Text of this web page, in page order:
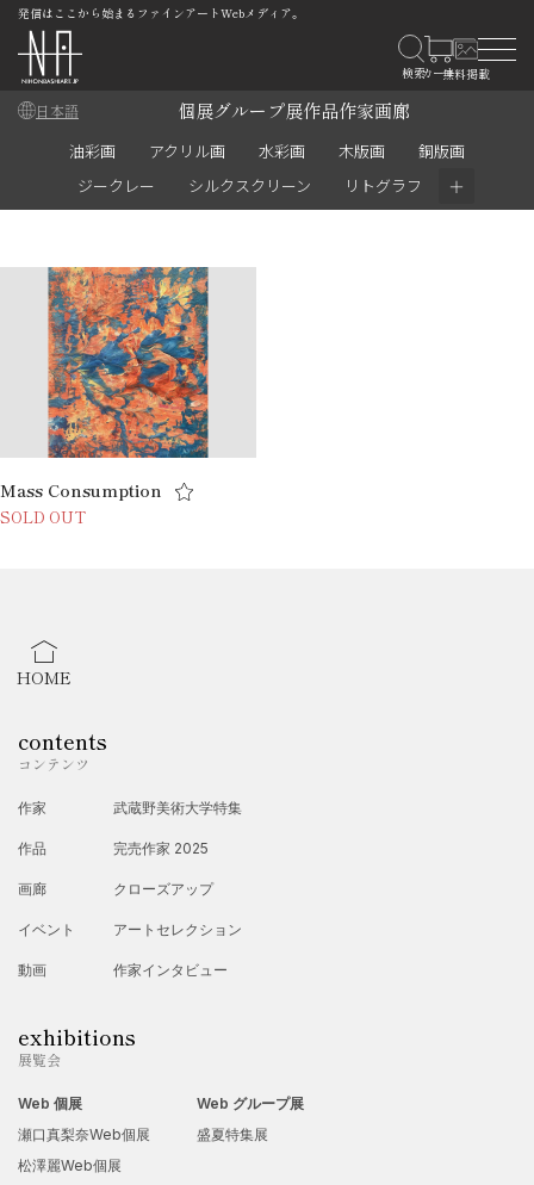
発信はここから始まるファインアートWebメディア。
日本語 個展グループ展作品作家画廊
油彩画 アクリル画 水彩画 木版画
銅版画
ジークレー
シルクスクリーン リトグラフ ＋
Mass Consumption
SOLD OUT
HOME
contents
コンテンツ
作家
作品
画廊
イベント
動画
武蔵野美術大学特集
完売作家 2025
クローズアップ
アートセレクション
作家インタビュー
exhibitions
展覧会
Web 個展
瀬口真梨奈Web個展
松澤麗Web個展
Web グループ展
盛夏特集展